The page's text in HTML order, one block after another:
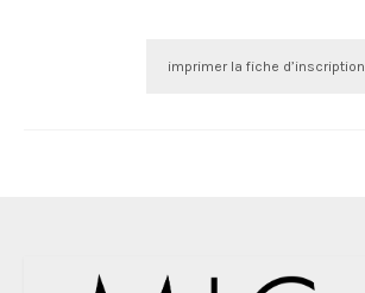
imprimer la fiche d’inscription